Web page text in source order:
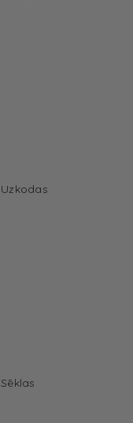
Uzkodas
Sēklas